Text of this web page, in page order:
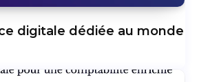
digitale dédiée au monde